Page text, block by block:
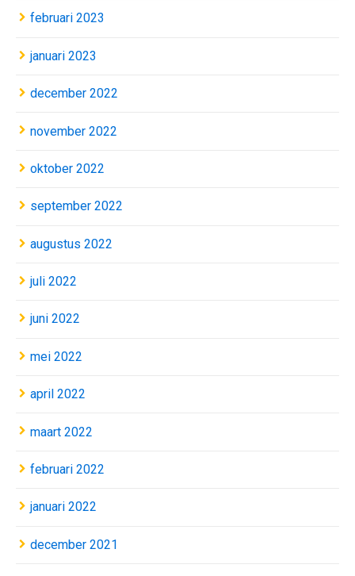
februari 2023
januari 2023
december 2022
november 2022
oktober 2022
september 2022
augustus 2022
juli 2022
juni 2022
mei 2022
april 2022
maart 2022
februari 2022
januari 2022
december 2021